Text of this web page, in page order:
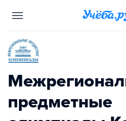
предметные